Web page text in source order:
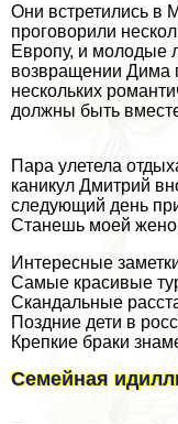
Они встретились в
проговорили
Европу, и молодые
возвращении Дима
нескольких
должны быть
Пара улетела
каникул Дмитрий
следующий день
Станешь моей
Интересные
Самые красивые
Скандальные
Поздние дети в
Крепкие бpaки
Семейная